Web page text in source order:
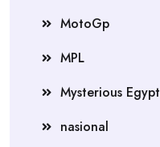
MotoGp
MPL
Mysterious Egypt
nasional